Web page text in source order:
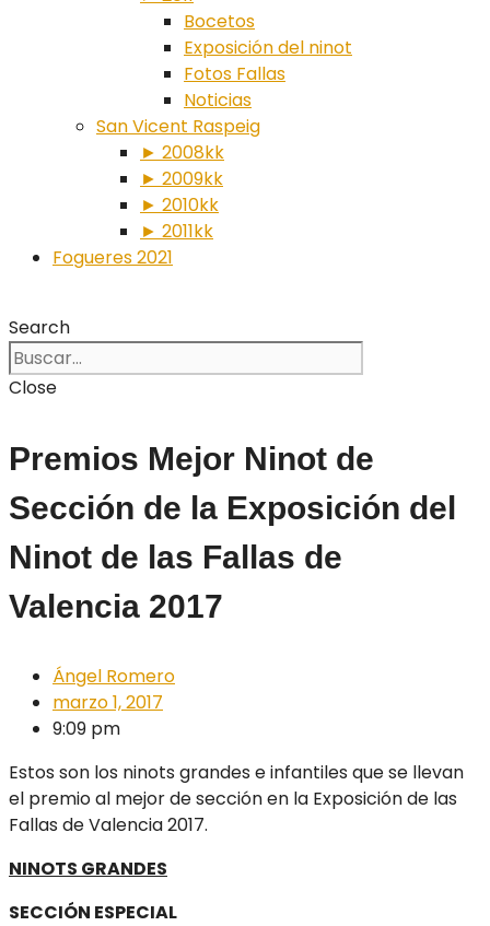
Bocetos
Exposición del ninot
Fotos Fallas
Noticias
San Vicent Raspeig
► 2008kk
► 2009kk
► 2010kk
► 2011kk
Fogueres 2021
Search
Close
Premios Mejor Ninot de
Sección de la Exposición del
Ninot de las Fallas de
Valencia 2017
Ángel Romero
marzo 1, 2017
9:09 pm
Estos son los ninots grandes e infantiles que se llevan
el premio al mejor de sección en la Exposición de las
Fallas de Valencia 2017.
NINOTS GRANDES
SECCIÓN ESPECIAL